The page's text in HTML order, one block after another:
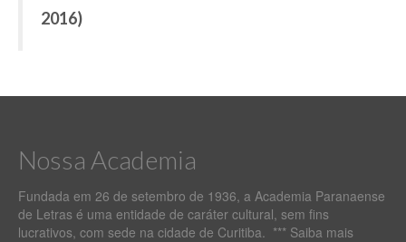
2016)
Nossa Academia
Fundada em 26 de setembro de 1936, a Academia Paranaense
de Letras é uma entidade de caráter cultural, sem fins
lucrativos, com sede na cidade de Curitiba. *** Saiba mais